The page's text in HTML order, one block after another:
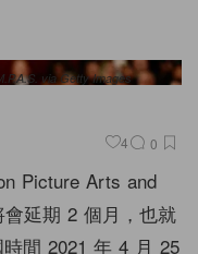
via Getty Images
4 0
Picture Arts and
延期 2 個月，也就
間 2021 年 4 月 25